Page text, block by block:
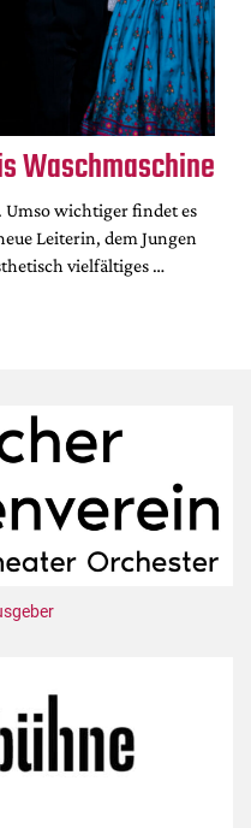
Waschmaschine
Umso wichtiger findet es
Leiterin, dem Jungen
vielfältiges …